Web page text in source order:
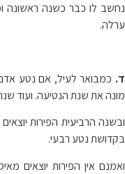
נחשב לו כבר כשנה ראשונה
ערלה.
ד. כמבואר לעיל, אם נטע
מונה את שנת הנטיעה. ועוד
ובשנה הרביעית הפירות
בקדושת נטע רבעי.
ואמנם אין הפירות יוצאים